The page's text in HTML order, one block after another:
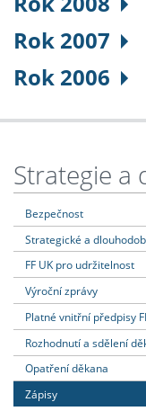
Rok 2007
Rok 2006
Strategie a
Bezpečnost
Strategické a
FF UK pro udržitelnost
Výroční zprávy
Platné vnitřní předpisy
Rozhodnutí a sdělení
Opatření děkana
Zápisy